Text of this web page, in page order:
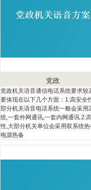
党政
党政机关语音通信电话系统要求较
要体现在以下几个方面：1:高安全
部分机关语音电话系统一般会采用
统,一套外网通讯,一套内网通讯.2:
性,大部分机关单位会采用双系统热
电源热备